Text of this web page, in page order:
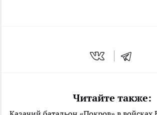
Читайте также: